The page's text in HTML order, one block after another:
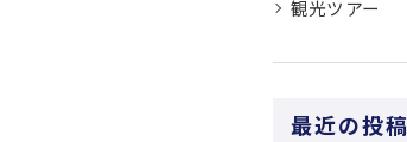
観光ツアー
最近の投稿